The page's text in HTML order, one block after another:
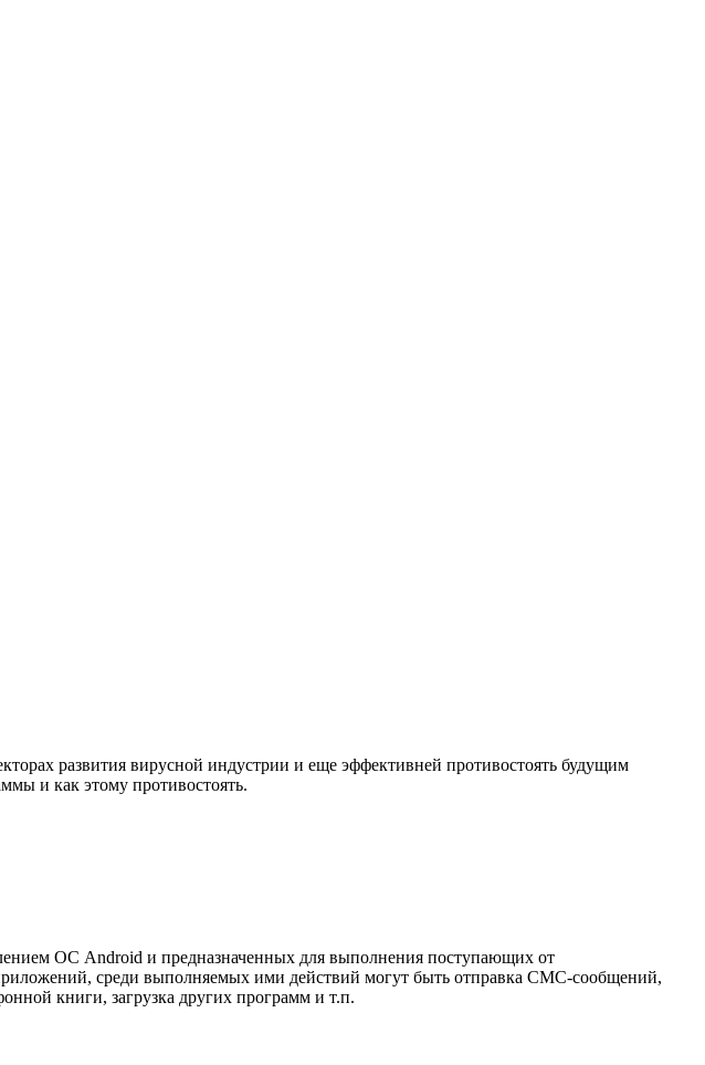
развития вирусной индустрии и еще эффективней противостоять будущим
и как этому противостоять.
ОС Android и предназначенных для выполнения поступающих от
среди выполняемых ими действий могут быть отправка СМС-сообщений,
книги, загрузка других программ и т.п.